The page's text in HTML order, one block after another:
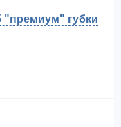
"премиум" губки